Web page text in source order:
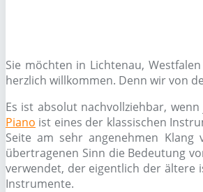
Sie möchten in Lichtenau, Westfalen
herzlich willkommen. Denn wir von
Es ist absolut nachvollziehbar, wenn
Piano ist eines der klassischen
Seite am sehr angenehmen
übertragenen Sinn die Bedeutung
verwendet, der eigentlich der ältere
Instrumente.